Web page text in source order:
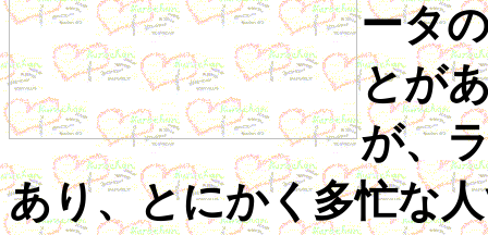
ータ
とが
が、
あり、とにかく多忙な